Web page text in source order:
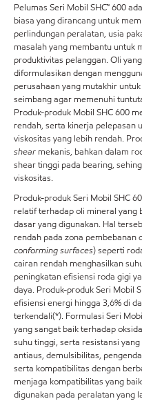
Pelumas Seri Mobil SHC™ 600
biasa yang dirancang untuk
perlindungan peralatan, usia
masalah yang membantu untuk
produktivitas pelanggan. Oli
diformulasikan dengan
perusahaan yang mutakhir
seimbang agar memenuhi
Produk-produk Mobil SHC 600
rendah, serta kinerja pelepasan
viskositas yang lebih rendah.
shear mekanis, bahkan dalam
shear tinggi pada bearing,
viskositas.
Produk-produk Seri Mobil SHC
relatif terhadap oli mineral
dasar yang digunakan. Hal
rendah pada zona pembebanan
conforming surfaces) seperti
cairan rendah menghasilkan
peningkatan efisiensi roda gigi
daya. Produk-produk Seri Mobil
efisiensi energi hingga 3,6% di
terkendali(*). Formulasi Seri
yang sangat baik terhadap
suhu tinggi, serta resistansi
antiaus, demulsibilitas,
serta kompatibilitas dengan
menjaga kompatibilitas yang
digunakan pada peralatan yang